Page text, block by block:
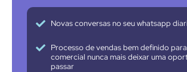
Novas conversas no seu whatsapp
Processo de vendas bem definido
comercial nunca mais deixar uma
passar